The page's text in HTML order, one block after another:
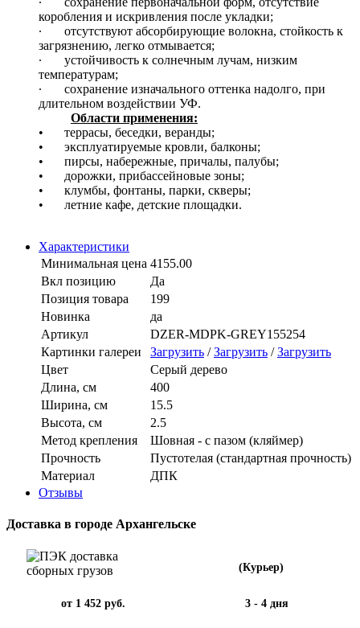
коробления и искривления после укладки;
∙
отсутствуют абсорбирующие волокна, стойкость к
загрязнению, легко отмывается;
∙
устойчивость к солнечным лучам, низким
температурам;
∙
сохранение изначального оттенка надолго, при
длительном воздействии УФ.
Области применения:
•
террасы, беседки, веранды;
•
эксплуатируемые кровли, балконы;
•
пирсы, набережные, причалы, палубы;
•
дорожки, прибассейновые зоны;
•
клумбы, фонтаны, парки, скверы;
•
летние кафе, детские площадки.
Характеристики
Минимальная цена 4155.00
Вкл позицию
Да
Позиция товара
199
Новинка
да
Артикул
DZER-MDPK-GREY155254
Картинки галереи
Загрузить /Загрузить /Загрузить
Цвет
Серый дерево
Длина, см
400
Ширина, см
15.5
Высота, см
2.5
Метод крепления
Шовная - с пазом (кляймер)
Прочность
Пустотелая (стандартная прочность)
Материал
ДПК
Отзывы
Доставка в городе Архангельске
(Курьер)
от 1 452 руб. 3 - 4 дня